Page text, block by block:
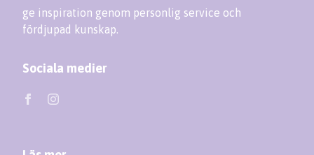
ge inspiration genom personlig service och
fördjupad kunskap.
Sociala medier